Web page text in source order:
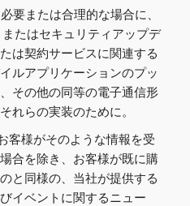
必要または合理的な場合に、
たはセキュリティアップデ
は契約サービスに関連する
ルアプリケーションのプッ
その他の同等の電子通信形
れらの実装のために。
客様がそのような情報を受
合を除き、お客様が既に購
と同様の、当社が提供する
イベントに関するニュー